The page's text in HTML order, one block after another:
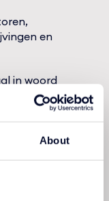
About
en
in woord